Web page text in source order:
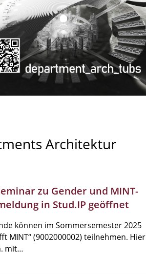
Architektur
zu Gender und MINT-
in Stud.IP geöffnet
können im Sommersemester 2025
MINT“ (9002000002) teilnehmen. Hier
mit…